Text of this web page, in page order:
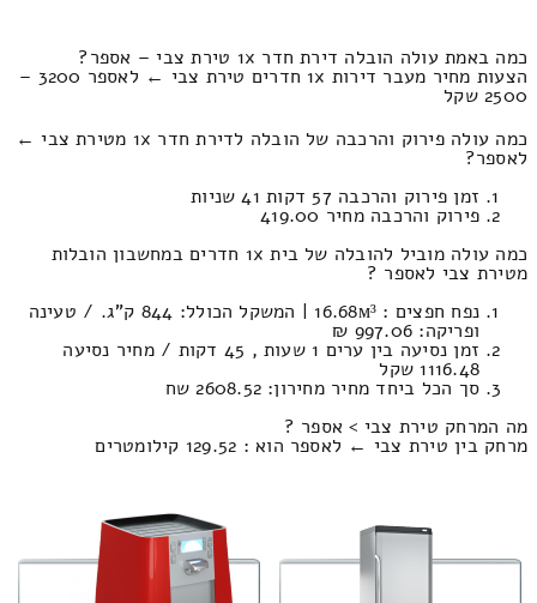
כמה באמת עולה הובלה דירת חדר 1x טירת צבי – אספר?
הצעות מחיר מעבר דירות 1x חדרים טירת צבי ← לאספר 3200 –
2500 שקל
כמה עולה פירוק והרכבה של הובלה לדירת חדר 1x מטירת צבי ←
לאספר?
זמן פירוק והרכבה 57 דקות 41 שניות
פירוק והרכבה מחיר 419.00
כמה עולה מוביל להובלה של בית 1x חדרים במחשבון הובלות
מטירת צבי לאספר ?
נפח חפצים : 16.68м³ | המשקל הכולל: 844 ק”ג. / טעינה
ופריקה: 997.06 ₪
זמן נסיעה בין ערים 1 שעות , 45 דקות / מחיר נסיעה
1116.48 שקל
סך הכל ביחד מחיר מחירון: 2608.52 שח
מה המרחק טירת צבי > אספר ?
מרחק בין טירת צבי ← לאספר הוא : 129.52 קילומטרים